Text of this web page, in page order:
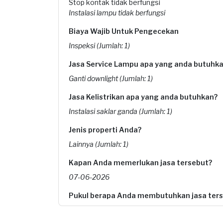
Stop kontak tidak berfungsi
Instalasi lampu tidak berfungsi
Biaya Wajib Untuk Pengecekan
Inspeksi (Jumlah: 1)
Jasa Service Lampu apa yang anda
Ganti downlight (Jumlah: 1)
Jasa Kelistrikan apa yang anda butuhkan?
Instalasi saklar ganda (Jumlah: 1)
Jenis properti Anda?
Lainnya (Jumlah: 1)
Kapan Anda memerlukan jasa tersebut?
07-06-2026
Pukul berapa Anda membutuhkan jasa